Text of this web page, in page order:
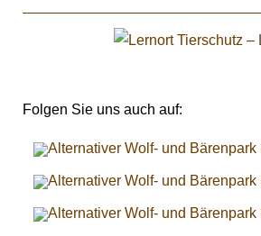
Folgen Sie uns auch auf: